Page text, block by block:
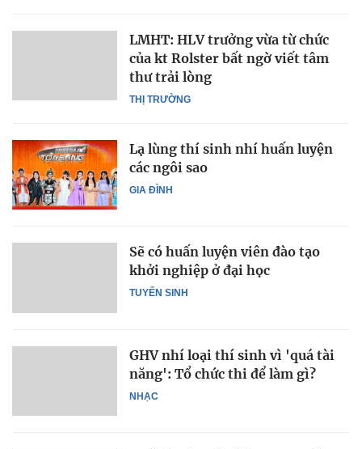
THỊ TRƯỜNG
LMHT: HLV trưởng vừa từ chức
của kt Rolster bất ngờ viết tâm
thư trải lòng
GIA ĐÌNH
Lạ lùng thí sinh nhí huấn luyện
các ngôi sao
TUYỂN SINH
Sẽ có huấn luyện viên đào tạo
khởi nghiệp ở đại học
NHẠC
GHV nhí loại thí sinh vì 'quá tài
năng': Tổ chức thi để làm gì?